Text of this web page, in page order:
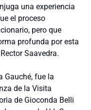
una experiencia
el proceso
pero que
profunda por esta
Saavedra.
Gauché, fue la
de la Visita
de Gioconda Belli